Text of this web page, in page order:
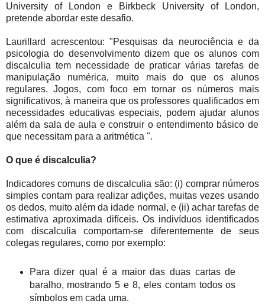
University of London e Birkbeck University of London,
pretende abordar este desafio.
Laurillard acrescentou: "Pesquisas da neurociência e da
psicologia do desenvolvimento dizem que os alunos com
discalculia tem necessidade de praticar várias tarefas de
manipulação numérica, muito mais do que os alunos
regulares. Jogos, com foco em tornar os números mais
significativos, à maneira que os professores qualificados em
necessidades educativas especiais, podem ajudar alunos
além da sala de aula e construir o entendimento básico de
que necessitam para a aritmética ".
O que é discalculia?
ndicadores comuns de discalculia são: (i) comprar números
simples contam para realizar adições, muitas vezes usando
os dedos, muito além da idade normal, e (ii) achar tarefas de
estimativa aproximada difíceis. Os indivíduos identificados
com discalculia comportam-se diferentemente de seus
colegas regulares, como por exemplo:
Para dizer qual é a maior das duas cartas de
baralho, mostrando 5 e 8, eles contam todos os
símbolos em cada uma.